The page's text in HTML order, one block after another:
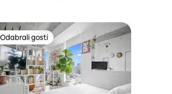
najviše rangiranima s oznakom „Odabrali gosti”
Odabrali gosti